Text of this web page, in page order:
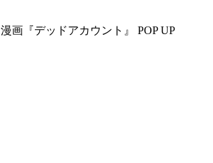
漫画『デッドアカウント』 POP UP